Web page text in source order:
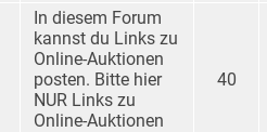
In diesem Forum
kannst du Links zu
Online-Auktionen
posten. Bitte hier
NUR Links zu
Online-Auktionen
40